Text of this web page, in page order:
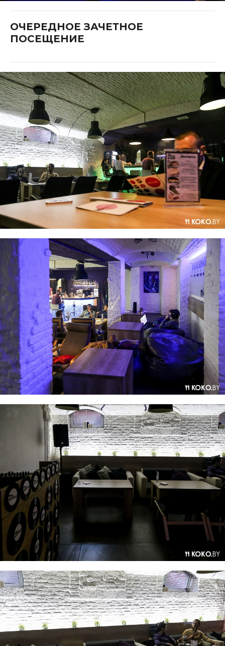
ОЧЕРЕДНОЕ ЗАЧЕТНОЕ
ПОСЕЩЕНИЕ